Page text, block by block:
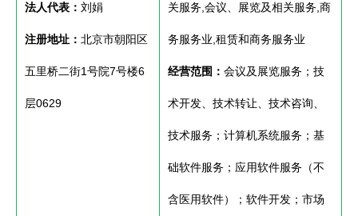
法人代表： 刘娟
注册地址： 北京市朝阳区
五里桥二街1号院7号楼6
层0629
关服务,会议、展览及相关服务,商
务服务业,租赁和商务服务业
经营范围： 会议及展览服务；技
术开发、技术转让、技术咨询、
技术服务；计算机系统服务；基
础软件服务；应用软件服务（不
含医用软件）；软件开发；市场